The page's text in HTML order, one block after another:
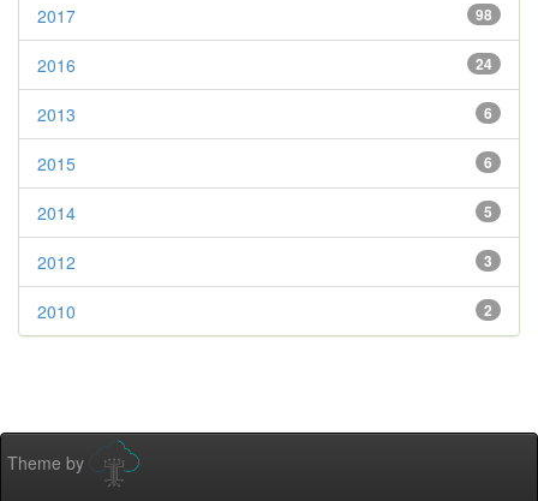
98
2017
24
2016
6
2013
6
2015
5
2014
3
2012
2
2010
Theme by